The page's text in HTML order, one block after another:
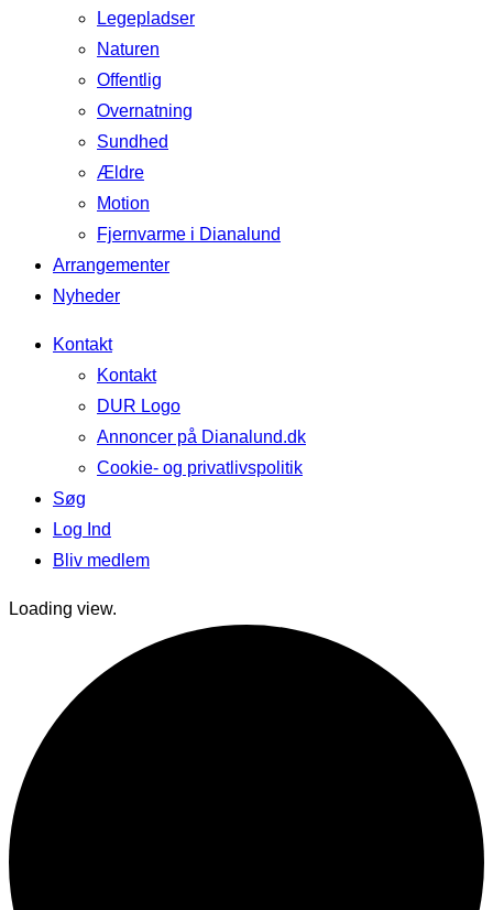
Legepladser
Naturen
Offentlig
Overnatning
Sundhed
Ældre
Motion
Fjernvarme i Dianalund
Arrangementer
Nyheder
Kontakt
Kontakt
DUR Logo
Annoncer på Dianalund.dk
Cookie- og privatlivspolitik
Søg
Log Ind
Bliv medlem
Loading view.